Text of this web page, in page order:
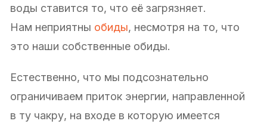
воды ставится то, что её загрязняет.
Нам неприятны обиды, несмотря на то, что
это наши собственные обиды.
Естественно, что мы подсознательно
ограничиваем приток энергии, направленной
в ту чакру, на входе в которую имеется